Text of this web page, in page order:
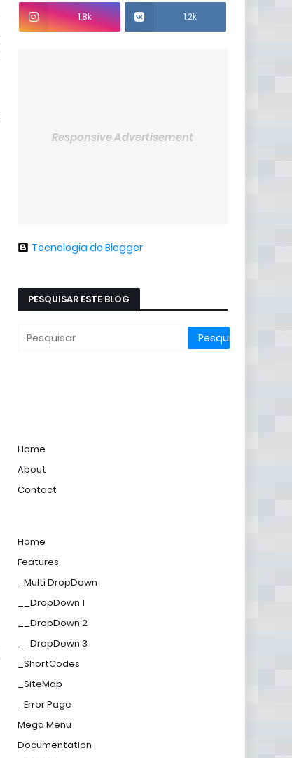
1.8k 1.2k
Responsive Advertisement
Tecnologia do Blogger
PESQUISAR ESTE BLOG
Home
About
Contact
Home
Features
_Multi DropDown
__DropDown 1
__DropDown 2
__DropDown 3
_ShortCodes
_SiteMap
_Error Page
Mega Menu
Documentation